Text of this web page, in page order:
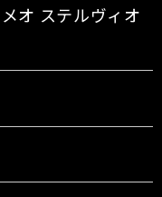
オ ステルヴィオ